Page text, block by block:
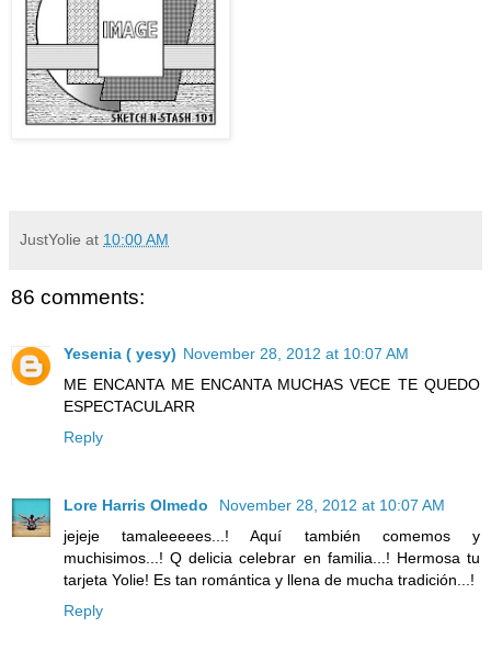
JustYolie at 10:00 AM
86 comments:
Yesenia ( yesy) November 28, 2012 at 10:07 AM
ME ENCANTA ME ENCANTA MUCHAS VECE TE QUEDO
ESPECTACULARR
Reply
Lore Harris Olmedo
November 28, 2012 at 10:07 AM
jejeje tamaleeeees...! Aquí también comemos y
muchisimos...! Q delicia celebrar en familia...! Hermosa tu
tarjeta Yolie! Es tan romántica y llena de mucha tradición...!
Reply